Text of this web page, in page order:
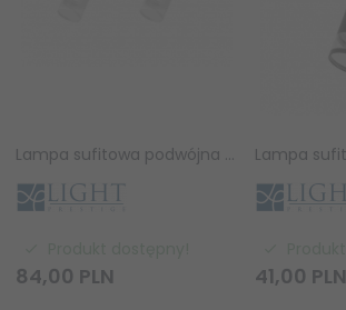
Lampa sufitowa podwójna natynkowa nowoczesna tuba regulowana spot sufitowy biały Virella LP-4930/2WS WH Light Prestige
84,00 PLN 41,00 PLN